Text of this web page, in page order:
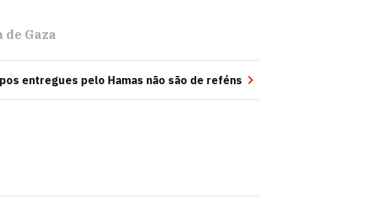
de Gaza
entregues pelo Hamas não são de reféns